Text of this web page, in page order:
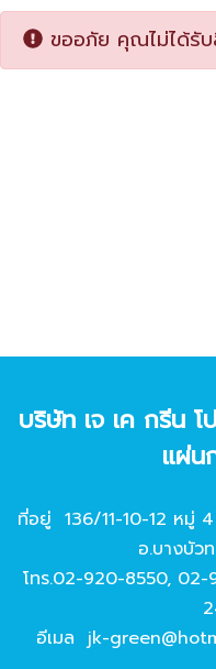
ขออภัย คุณไม่ได้รับ
บริษัท เจ เค กรีน
แผ่น
ที่อยู่ 136/11-10-12 หมู่
อ.บางบัว
โทร.02-920-8550, 02-
อีเมล jk-